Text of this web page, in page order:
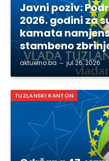
Javni poziv:
2026. godini za
kamata
stambeno
aktuelno.ba jul 26, 2026
TUZLANSKI KANTON